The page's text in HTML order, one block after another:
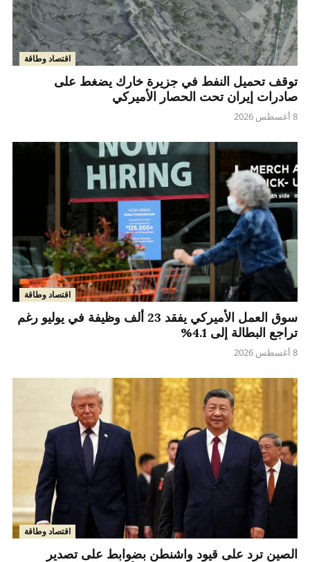
اقتصاد وطاقة
توقف تحميل النفط في جزيرة خارك يضغط على
صادرات إيران تحت الحصار الأميركي
8 أغسطس 2026
اقتصاد وطاقة
سوق العمل الأميركي يفقد 23 ألف وظيفة في يوليو رغم
تراجع البطالة إلى 4.1%
8 أغسطس 2026
اقتصاد وطاقة
الصين ترد على قيود واشنطن بضوابط على تصدير